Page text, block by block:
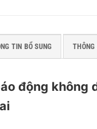
TIN BỔ SUNG
động không